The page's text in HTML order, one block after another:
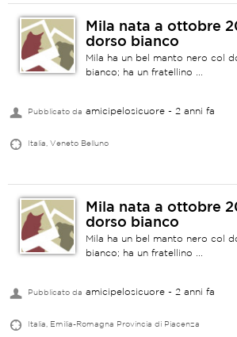
Mila nata a ottobre
dorso bianco
Mila ha un bel manto nero col
bianco; ha un fratellino ...
Pubblicato da amicipelosicuore - 2 anni fa
Italia, Veneto Belluno
Mila nata a ottobre
dorso bianco
Mila ha un bel manto nero col
bianco; ha un fratellino ...
Pubblicato da amicipelosicuore - 2 anni fa
Italia, Emilia-Romagna Provincia di Piacenza